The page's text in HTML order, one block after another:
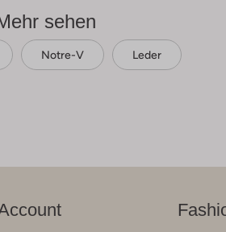
sehen
Notre-V Leder